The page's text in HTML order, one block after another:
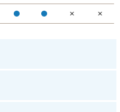
● ● ✕ ✕